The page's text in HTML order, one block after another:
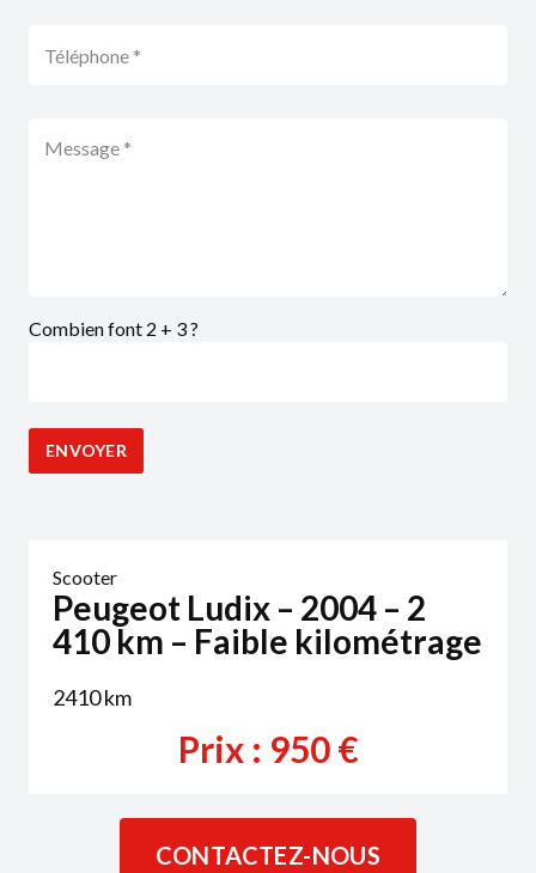
Combien font 2 + 3 ?
Scooter
Peugeot Ludix – 2004 – 2
410 km – Faible kilométrage
2410km
Prix : 950€
CONTACTEZ-NOUS